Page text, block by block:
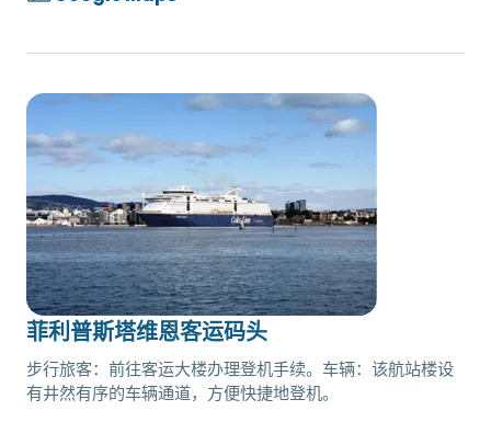
菲利普斯塔维恩客运码头
步行旅客：前往客运大楼办理登机手续。车辆：该航站楼设
有井然有序的车辆通道，方便快捷地登机。